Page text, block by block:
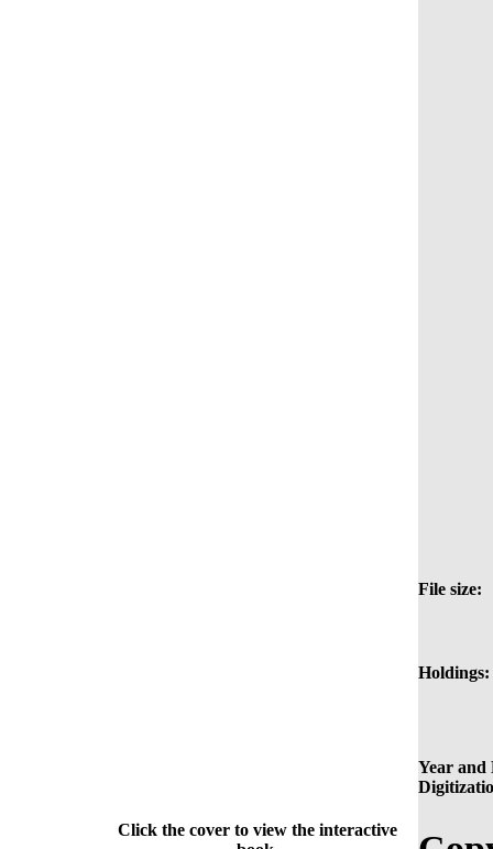
File size:
Holdings:
Year and
Click the cover to view the interactive